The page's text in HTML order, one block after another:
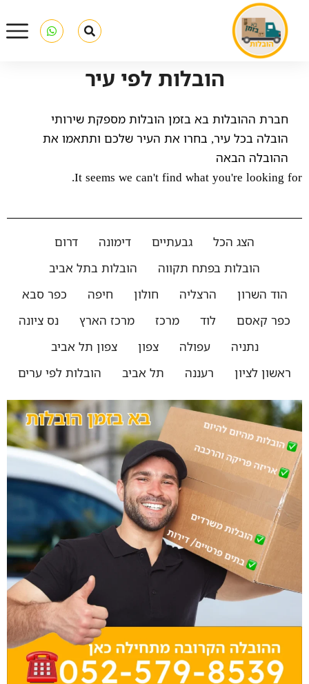
הובלות לפי עיר
חברת ההובלות בא בזמן הובלות מספקת שירותי
הובלה בכל עיר, בחרו את העיר שלכם ותתאמו את
ההובלה הבאה
It seems we can't find what you're looking for.
הצג הכל גבעתיים דימונה
דרום
הובלות בפתח תקווה
הובלות בתל אביב
הוד השרון
הרצליה חולון חיפה
כפר סבא
כפר קאסם
לוד מרכז מרכז הארץ
נס ציונה
נתניה
עפולה צפון
צפון תל אביב
ראשון לציון
רעננה תל אביב הובלות לפי ערים